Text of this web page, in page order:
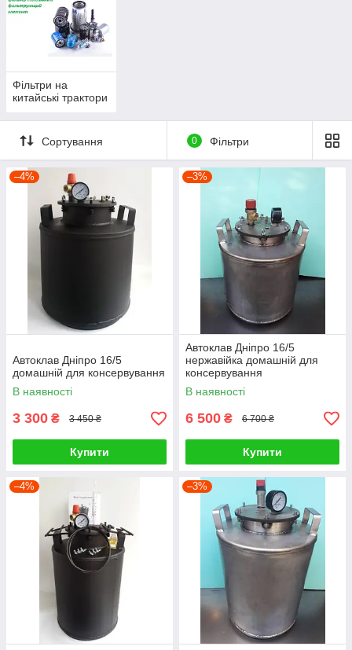
Фільтри на
китайські трактори
Сортування 0 Фільтри
–4%
Автоклав Дніпро 16/5
домашній для консервування
В наявності
3 300 ₴ 3 450 ₴
Купити
–3%
Автоклав Дніпро 16/5
нержавійка домашній для
консервування
В наявності
6 500 ₴ 6 700 ₴
Купити
–4% –3%